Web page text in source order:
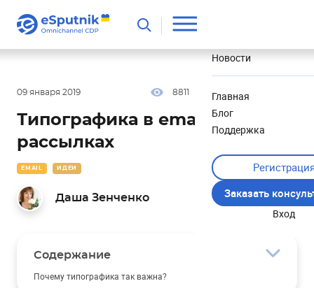
Новости
Главная
Блог
Поддержка
Заказать
Вход
09 января 2019 8811
EMAIL ИДЕИ
Типографика в email-
рассылках
Даша Зенченко
Содержание
Почему типографика так важна?